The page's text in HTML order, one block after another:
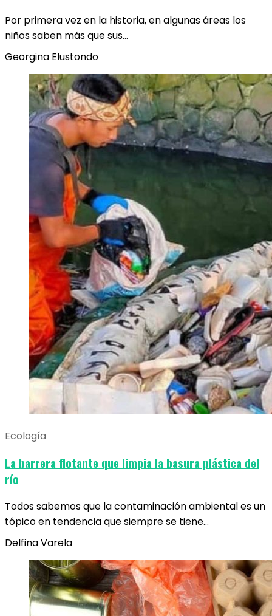
Por primera vez en la historia, en algunas áreas los
niños saben más que sus…
Georgina Elustondo
Ecología
La barrera flotante que limpia la basura plástica del
río
Todos sabemos que la contaminación ambiental es un
tópico en tendencia que siempre se tiene…
Delfina Varela